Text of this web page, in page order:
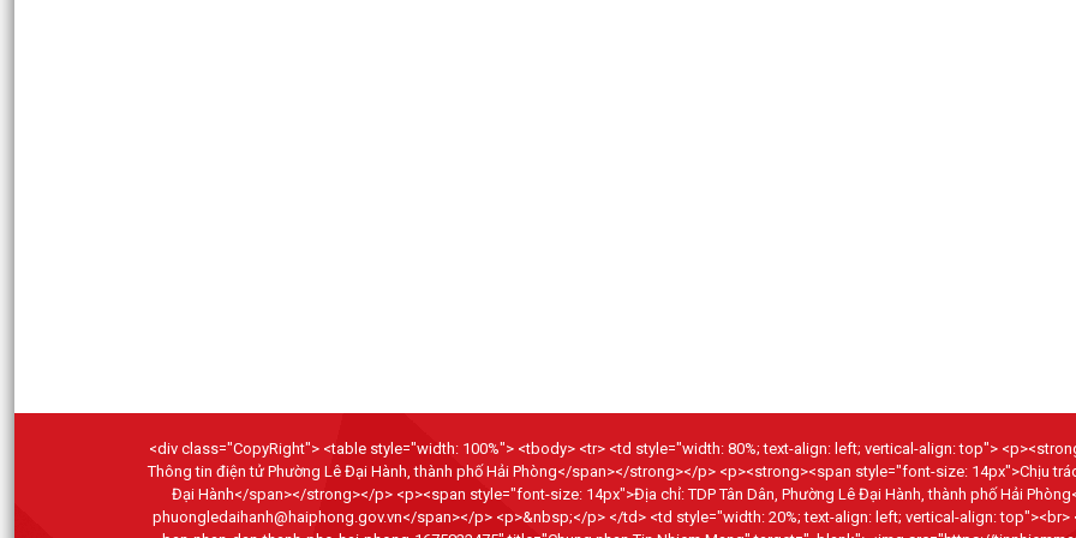
<div class="CopyRight"> <table style="width: 100%"> <tbody> <tr> <td style="width: 80%; text-align: left; vertical-align: top">
Thông tin điện tử Phường Lê Đại Hành, thành phố Hải Phòng</span></strong></p> <p><strong><span style="font-size: 14px">Chịu
Đại Hành</span></strong></p> <p><span style="font-size: 14px">Địa chỉ: TDP Tân Dân, Phường Lê Đại Hành, thành phố Hải
phuongledaihanh@haiphong.gov.vn</span></p> <p>&nbsp;</p> </td> <td style="width: 20%; text-align: left; vertical-align: